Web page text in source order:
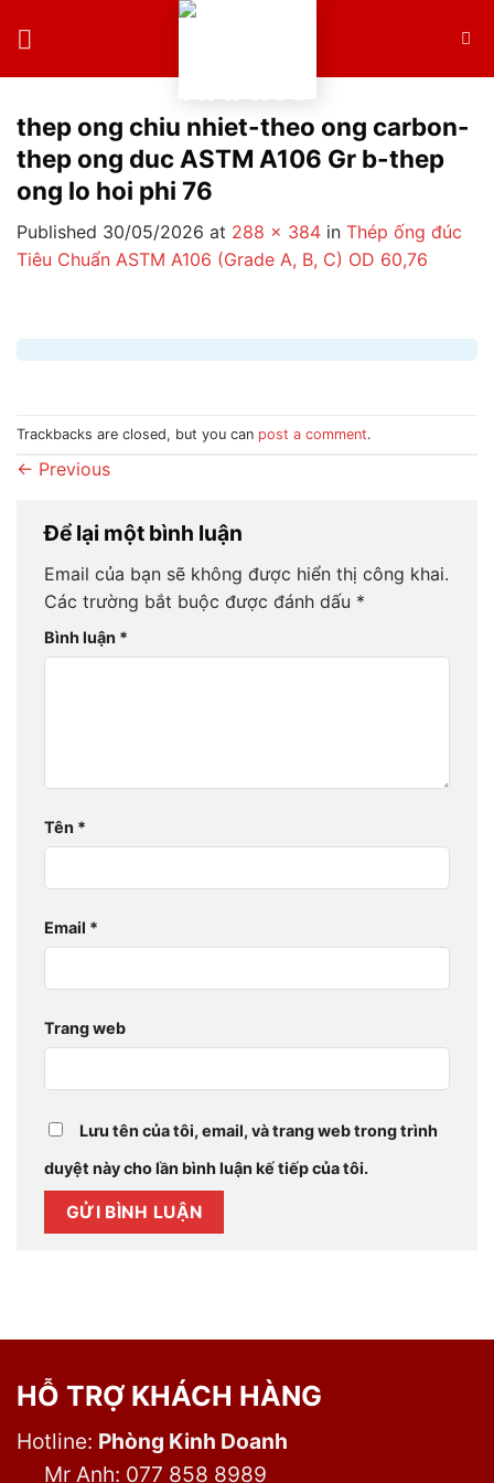
thep ong chiu nhiet-theo ong carbon-
thep ong duc ASTM A106 Gr b-thep
ong lo hoi phi 76
Published 30/05/2026 at 288 × 384 in Thép ống đúc
Tiêu Chuẩn ASTM A106 (Grade A, B, C) OD 60,76
Trackbacks are closed, but you can post a comment.
← Previous
Để lại một bình luận
Email của bạn sẽ không được hiển thị công khai.
Các trường bắt buộc được đánh dấu *
Bình luận *
Tên *
Email *
Trang web
Lưu tên của tôi, email, và trang web trong trình
duyệt này cho lần bình luận kế tiếp của tôi.
HỖ TRỢ KHÁCH HÀNG
Hotline: Phòng Kinh Doanh
Mr Anh: 077 858 8989